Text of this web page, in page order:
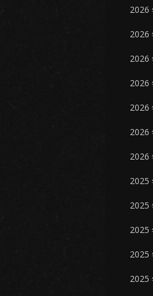
2026
2026
2026
2026
2026
2026
2026
2025
2025
2025
2025
2025